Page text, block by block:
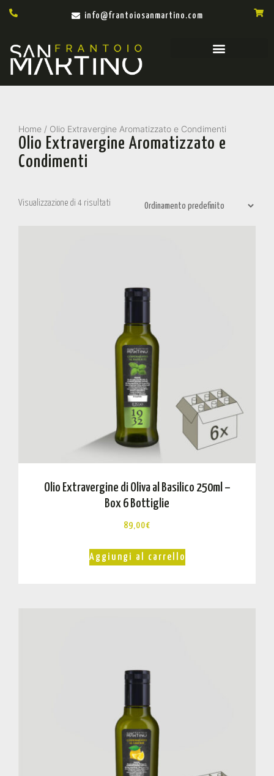
info@frantoiosanmartino.com
Home / Olio Extravergine Aromatizzato e Condimenti
Olio Extravergine Aromatizzato e
Condimenti
Visualizzazione di 4 risultati
Olio Extravergine di Oliva al Basilico 250ml –
Box 6 Bottiglie
89,00€
Aggiungi al carrello